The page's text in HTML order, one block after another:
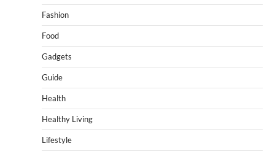
Fashion
Food
Gadgets
Guide
Health
Healthy Living
Lifestyle